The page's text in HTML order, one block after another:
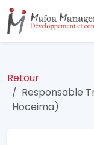
Retour
Responsable
Hoceima)